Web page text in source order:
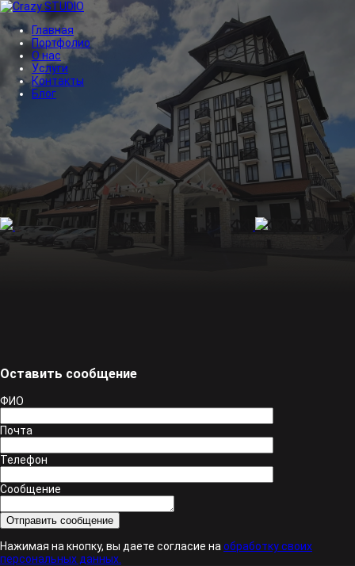
Главная
Портфолио
О нас
Услуги
Контакты
Блог
Оставить сообщение
ФИО
Почта
Телефон
Сообщение
Нажимая на кнопку, вы даете согласие на обработку своих
персональных данных.